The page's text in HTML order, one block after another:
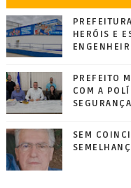
HERÓIS E
PREFEITO
COM A
SEM